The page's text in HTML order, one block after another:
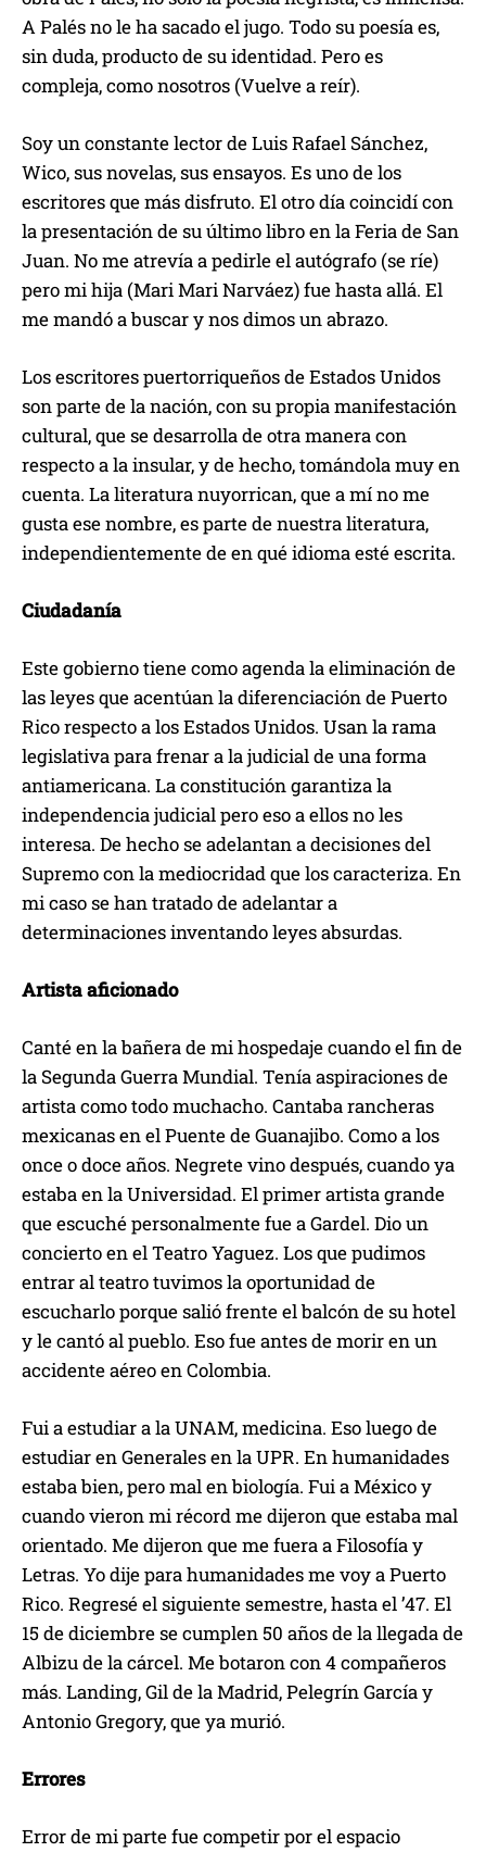
A Palés no le ha sacado el jugo. Todo su poesía es,
sin duda, producto de su identidad. Pero es
compleja, como nosotros (Vuelve a reír).
Soy un constante lector de Luis Rafael Sánchez,
Wico, sus novelas, sus ensayos. Es uno de los
escritores que más disfruto. El otro día coincidí con
la presentación de su último libro en la Feria de San
Juan. No me atrevía a pedirle el autógrafo (se ríe)
pero mi hija (Mari Mari Narváez) fue hasta allá. El
me mandó a buscar y nos dimos un abrazo.
Los escritores puertorriqueños de Estados Unidos
son parte de la nación, con su propia manifestación
cultural, que se desarrolla de otra manera con
respecto a la insular, y de hecho, tomándola muy en
cuenta. La literatura nuyorrican, que a mí no me
gusta ese nombre, es parte de nuestra literatura,
independientemente de en qué idioma esté escrita.
Ciudadanía
Este gobierno tiene como agenda la eliminación de
las leyes que acentúan la diferenciación de Puerto
Rico respecto a los Estados Unidos. Usan la rama
legislativa para frenar a la judicial de una forma
antiamericana. La constitución garantiza la
independencia judicial pero eso a ellos no les
interesa. De hecho se adelantan a decisiones del
Supremo con la mediocridad que los caracteriza. En
mi caso se han tratado de adelantar a
determinaciones inventando leyes absurdas.
Artista aficionado
Canté en la bañera de mi hospedaje cuando el fin de
la Segunda Guerra Mundial. Tenía aspiraciones de
artista como todo muchacho. Cantaba rancheras
mexicanas en el Puente de Guanajibo. Como a los
once o doce años. Negrete vino después, cuando ya
estaba en la Universidad. El primer artista grande
que escuché personalmente fue a Gardel. Dio un
concierto en el Teatro Yaguez. Los que pudimos
entrar al teatro tuvimos la oportunidad de
escucharlo porque salió frente el balcón de su hotel
y le cantó al pueblo. Eso fue antes de morir en un
accidente aéreo en Colombia.
Fui a estudiar a la UNAM, medicina. Eso luego de
estudiar en Generales en la UPR. En humanidades
estaba bien, pero mal en biología. Fui a México y
cuando vieron mi récord me dijeron que estaba mal
orientado. Me dijeron que me fuera a Filosofía y
Letras. Yo dije para humanidades me voy a Puerto
Rico. Regresé el siguiente semestre, hasta el ’47. El
15 de diciembre se cumplen 50 años de la llegada de
Albizu de la cárcel. Me botaron con 4 compañeros
más. Landing, Gil de la Madrid, Pelegrín García y
Antonio Gregory, que ya murió.
Errores
Error de mi parte fue competir por el espacio